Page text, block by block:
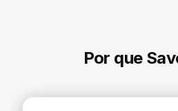
Por que